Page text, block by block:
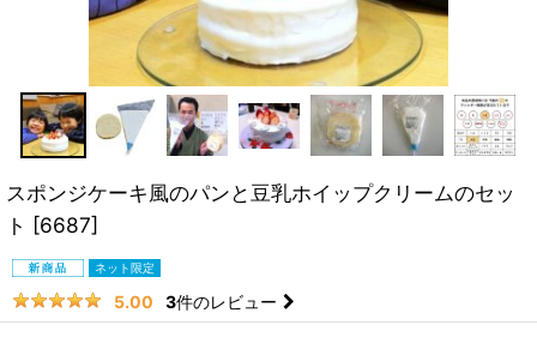
スポンジケーキ風のパンと豆乳ホイップクリームのセッ
ト [6687]
5.00 3件のレビュー